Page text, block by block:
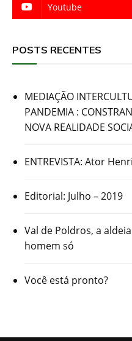
Youtube
POSTS RECENTES
MEDIAÇÃO
PANDEMIA :
NOVA REALIDADE
ENTREVISTA: Ator
Editorial: Julho – 2019
Val de Poldros, a
homem só
Você está pronto?